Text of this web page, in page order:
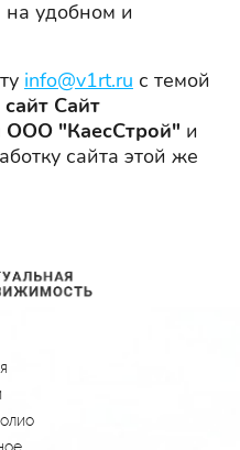
удобном и
info@v1rt.ru с темой
Сайт
ООО "КаесСтрой" и
сайта этой же